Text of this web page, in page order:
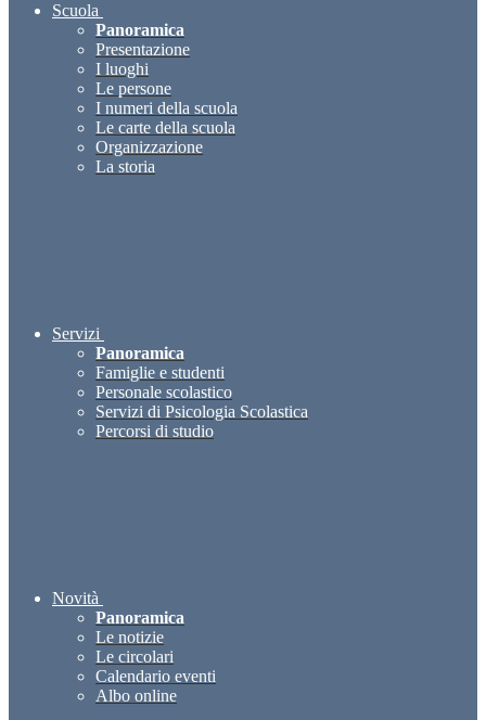
Scuola
Panoramica
Presentazione
I luoghi
Le persone
I numeri della scuola
Le carte della scuola
Organizzazione
La storia
Servizi
Panoramica
Famiglie e studenti
Personale scolastico
Servizi di Psicologia Scolastica
Percorsi di studio
Novità
Panoramica
Le notizie
Le circolari
Calendario eventi
Albo online